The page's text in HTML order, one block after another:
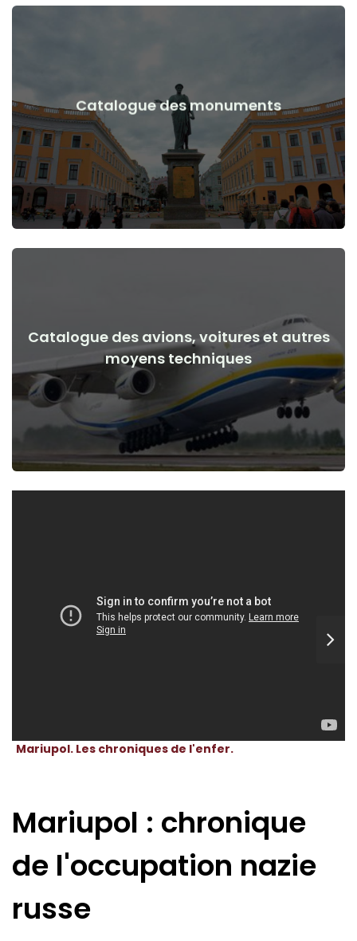
Catalogue des monuments
Monuments, œuvres d'art avant et après le début de la
guerre
Voir les détails
Catalogue des avions, voitures et autres
moyens techniques
Avions, voitures, moyens techniques avant et après le début
de la guerre
Voir les détails
Mariupol. Les chroniques de l'enfer.
Mariupol : chronique
de l'occupation nazie
russe